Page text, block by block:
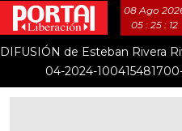
08 Ago
05 : 25 : 12
DIFUSIÓN de Esteban Rivera
04-2024-